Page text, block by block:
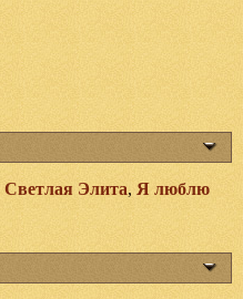
Светлая Элита, Я люблю